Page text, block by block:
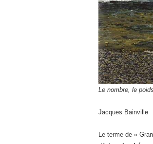
Le nombre, le
Jacques Bainville
Le terme de «